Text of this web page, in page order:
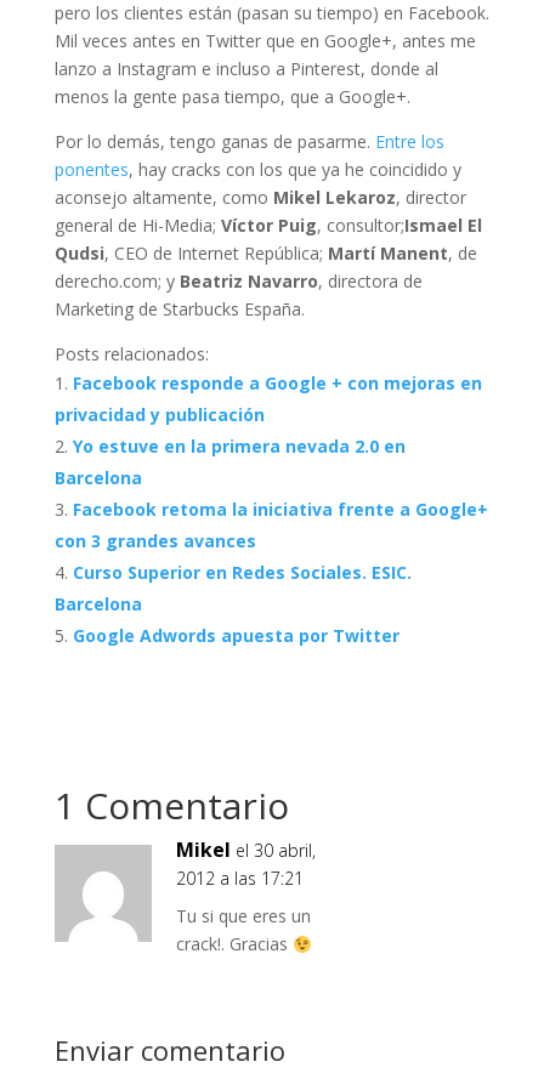
pero los clientes están (pasan su tiempo) en Facebook.
Mil veces antes en Twitter que en Google+, antes me
lanzo a Instagram e incluso a Pinterest, donde al
menos la gente pasa tiempo, que a Google+.
Por lo demás, tengo ganas de pasarme. Entre los
ponentes, hay cracks con los que ya he coincidido y
aconsejo altamente, como Mikel Lekaroz, director
general de Hi-Media; Víctor Puig, consultor;Ismael El
Qudsi, CEO de Internet República; Martí Manent, de
derecho.com; y Beatriz Navarro, directora de
Marketing de Starbucks España.
Posts relacionados:
Facebook responde a Google + con mejoras en
privacidad y publicación
Yo estuve en la primera nevada 2.0 en
Barcelona
Facebook retoma la iniciativa frente a Google+
con 3 grandes avances
Curso Superior en Redes Sociales. ESIC.
Barcelona
Google Adwords apuesta por Twitter
1 Comentario
Mikel el 30 abril,
2012 a las 17:21
Tu si que eres un
crack!. Gracias
Enviar comentario